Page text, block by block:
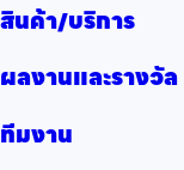
สินค้า/บริการ
ผลงานและรางวัล
ทีมงาน